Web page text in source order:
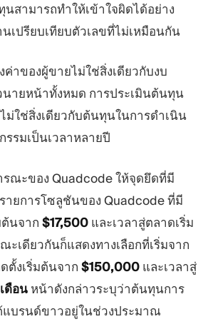
นสามารถทำให้เข้าใจผิดได้อย่าง
นเปรียบเทียบตัวเลขที่ไม่เหมือนกัน
ค่าของผู้ขายไม่ใช่สิ่งเดียวกับงบ
ายหน้าทั้งหมด การประเมินต้นทุน
ใช่สิ่งเดียวกับต้นทุนในการดำเนิน
รรมเป็นเวลาหลายปี
ณะของ Quadcode ให้จุดยึดที่มี
ายการโซลูชันของ Quadcode ที่มี
นจาก $17,500 และเวลาสู่ตลาดเริ่ม
ะเดียวกันก็แสดงทางเลือกที่เริ่มจาก
งเริ่มต้นจาก $150,000 และเวลาสู่
ดือน หน้าดังกล่าวระบุว่าต้นทุนการ
บรนด์ขาวอยู่ในช่วงประมาณ